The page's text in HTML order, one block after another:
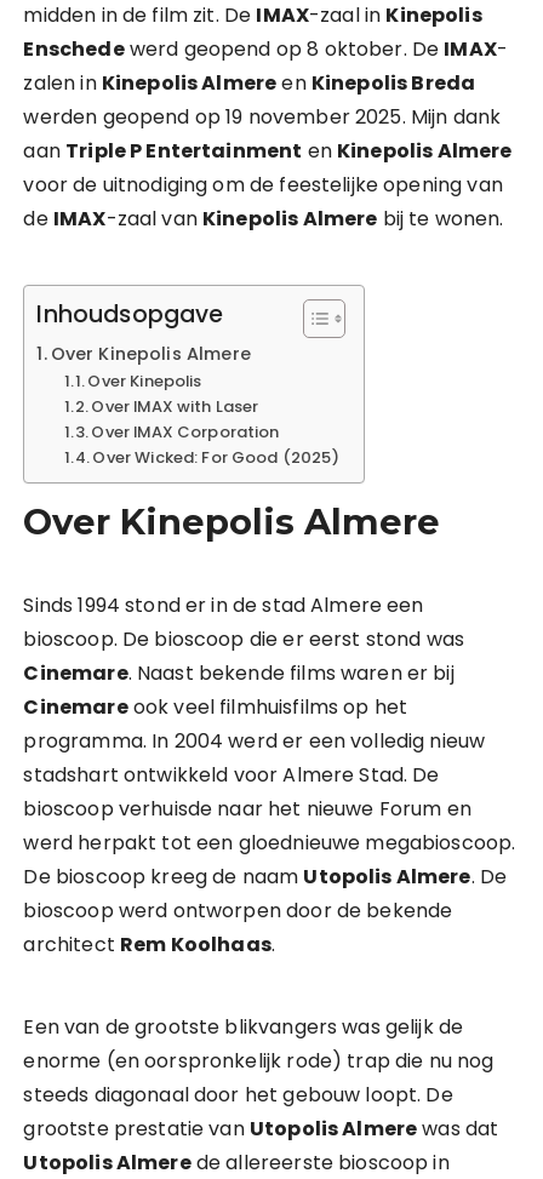
midden in de film zit. De IMAX-zaal in Kinepolis
Enschedewerd geopend op 8 oktober. De IMAX-
zalen in Kinepolis Almereen Kinepolis Breda
werden geopend op 19 november 2025. Mijn dank
aan Triple P Entertainment en Kinepolis Almere
voor de uitnodiging om de feestelijke opening van
de IMAX-zaal van Kinepolis Almere bij te wonen.
Inhoudsopgave
Over Kinepolis Almere
Over Kinepolis
Over IMAX with Laser
Over IMAX Corporation
Over Wicked: For Good (2025)
Over Kinepolis Almere
Sinds 1994 stond er in de stad Almere een
bioscoop. De bioscoop die er eerst stond was
Cinemare. Naast bekende films waren er bij
Cinemareook veel filmhuisfilms op het
programma. In 2004 werd er een volledig nieuw
stadshart ontwikkeld voor Almere Stad. De
bioscoop verhuisde naar het nieuwe Forum en
werd herpakt tot een gloednieuwe megabioscoop.
De bioscoop kreeg de naam Utopolis Almere. De
bioscoop werd ontworpen door de bekende
architect Rem Koolhaas.
Een van de grootste blikvangers was gelijk de
enorme (en oorspronkelijk rode) trap die nu nog
steeds diagonaal door het gebouw loopt. De
grootste prestatie van Utopolis Almerewas dat
Utopolis Almerede allereerste bioscoop in